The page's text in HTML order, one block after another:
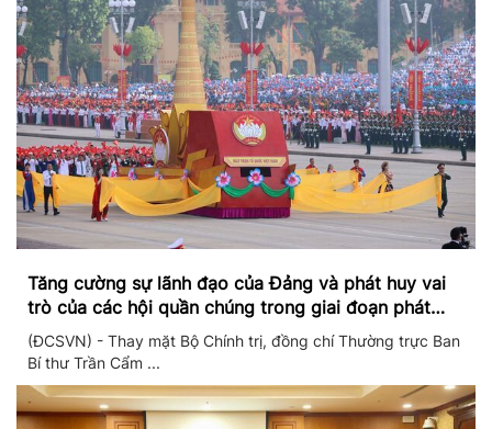
Tăng cường sự lãnh đạo của Đảng và phát huy vai
trò của các hội quần chúng trong giai đoạn phát
triển mới
(ĐCSVN) - Thay mặt Bộ Chính trị, đồng chí Thường trực Ban
Bí thư Trần Cẩm ...